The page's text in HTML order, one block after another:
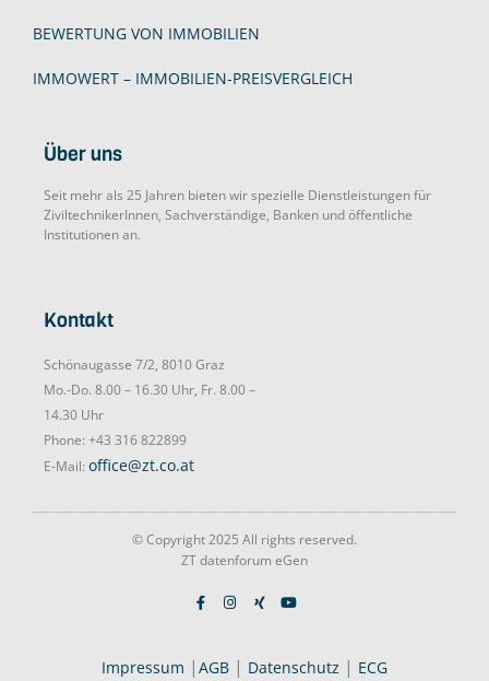
BEWERTUNG VON IMMOBILIEN
IMMOWERT – IMMOBILIEN-PREISVERGLEICH
Über uns
Seit mehr als 25 Jahren bieten wir spezielle Dienstleistungen für
ZiviltechnikerInnen, Sachverständige, Banken und öffentliche
Institutionen an.
Kontakt
Schönaugasse 7/2, 8010 Graz
Mo.-Do. 8.00 – 16.30 Uhr, Fr. 8.00 –
14.30 Uhr
Phone: +43 316 822899
E-Mail: office@zt.co.at
© Copyright 2025 All rights reserved.
ZT datenforum eGen
Impressum | AGB | Datenschutz | ECG